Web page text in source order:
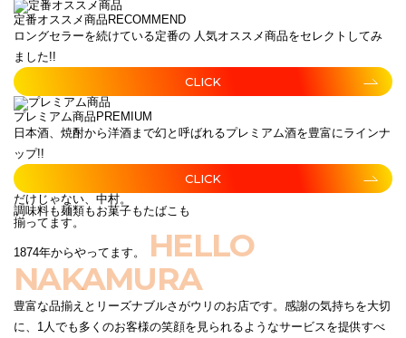
定番オススメ商品 RECOMMEND
ロングセラーを続けている定番の 人気オススメ商品をセレクトしてみ
ました!!
CLICK
プレミアム商品 PREMIUM
日本酒、焼酎から洋酒まで幻と呼ばれるプレミアム酒を豊富にラインナ
ップ!!
CLICK
だけじゃない、中村。
調味料も麺類もお菓子もたばこも
揃ってます。
1874年からやってます。
HELLO
NAKAMURA
豊富な品揃えとリーズナブルさがウリのお店です。感謝の気持ちを大切
に、1人でも多くのお客様の笑顔を見られるようなサービスを提供すべ